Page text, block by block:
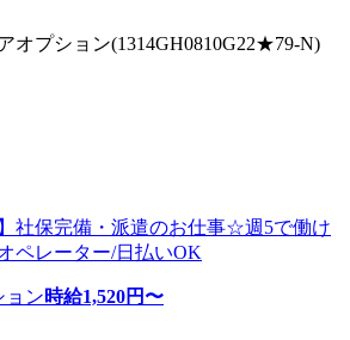
オプション(1314GH0810G22★79-N)
】社保完備・派遣のお仕事☆週5で働け
ペレーター/日払いOK
ョン時給1,520円〜